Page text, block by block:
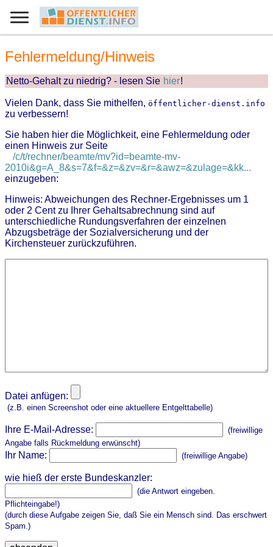
Fehlermeldung/Hinweis
Netto-Gehalt zu niedrig? - lesen Sie hier!
Vielen Dank, dass Sie mithelfen, öffentlicher-dienst.info
zu verbessern!
Sie haben hier die Möglichkeit, eine Fehlermeldung oder
einen Hinweis zur Seite
/c/t/rechner/beamte/mv?id=beamte-mv-
2010i&g=A_8&s=7&f=&z=&zv=&r=&awz=&zulage=&kk...
einzugeben:
Hinweis: Abweichungen des Rechner-Ergebnisses um 1
oder 2 Cent zu Ihrer Gehaltsabrechnung sind auf
unterschiedliche Rundungsverfahren der einzelnen
Abzugsbeträge der Sozialversicherung und der
Kirchensteuer zurückzuführen.
Datei anfügen:
(z.B. einen Screenshot oder eine aktuellere Entgelttabelle)
Ihre E-Mail-Adresse:
(freiwillige
Angabe falls Rückmeldung erwünscht)
Ihr Name: (freiwillige Angabe)
wie hieß der erste Bundeskanzler:
(die Antwort eingeben.
Pflichteingabe!)
(durch diese Aufgabe zeigen Sie, daß Sie ein Mensch sind. Das erschwert
Spam.)